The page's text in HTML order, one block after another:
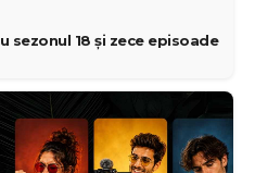
sezonul 18 și zece episoade